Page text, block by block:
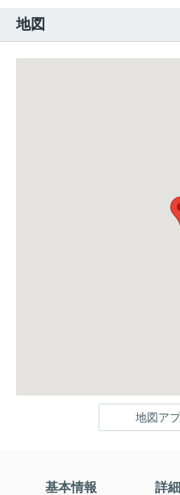
地図
地図ア
基本情報 詳